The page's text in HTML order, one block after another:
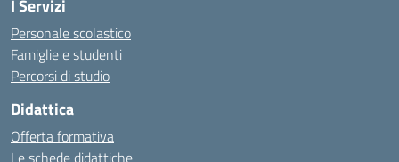
I Servizi
Personale scolastico
Famiglie e studenti
Percorsi di studio
Didattica
Offerta formativa
Le schede didattiche